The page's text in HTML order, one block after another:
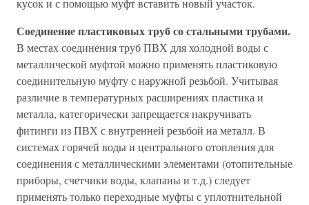
кусок и с помощью муфт вставить новый участок.
Соединение пластиковых труб со стальными трубами.
В местах соединения труб ПВХ для холодной воды с
металлической муфтой можно применять пластиковую
соединительную муфту с наружной резьбой. Учитывая
различие в температурных расширениях пластика и
металла, категорически запрещается накручивать
фитинги из ПВХ с внутренней резьбой на металл. В
системах горячей воды и центрального отопления для
соединения с металлическими элементами (отопительные
приборы, счетчики воды, клапаны и т.д.) следует
применять только переходные муфты с уплотнительной